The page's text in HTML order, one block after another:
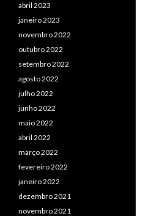
abril 2023
janeiro 2023
novembro 2022
outubro 2022
setembro 2022
agosto 2022
julho 2022
junho 2022
maio 2022
abril 2022
março 2022
fevereiro 2022
janeiro 2022
dezembro 2021
novembro 2021